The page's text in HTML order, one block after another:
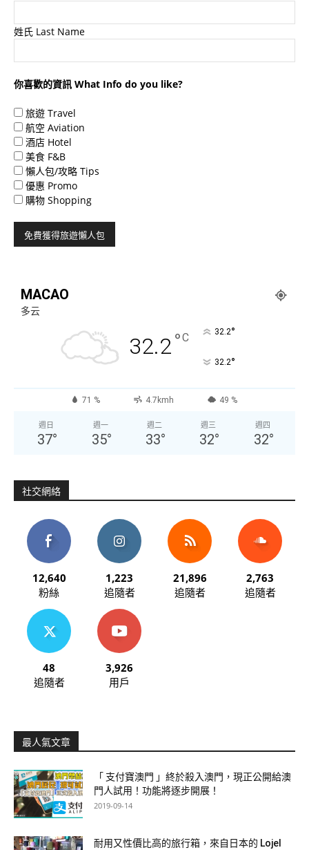
姓氏 Last Name
你喜歡的資訊 What Info do you like?
旅遊 Travel
航空 Aviation
酒店 Hotel
美食 F&B
懶人包/攻略 Tips
優惠 Promo
購物 Shopping
MACAO
多云
32.2°C 32.2°
32.2°
71 % 4.7kmh 49 %
週日
37°
週一
35°
週二
33°
週三
32°
週四
32°
社交網絡
12,640
粉絲
1,223
追隨者
21,896
追隨者
2,763
追隨者
48
追隨者
3,926
用戶
最人氣文章
「 支付寶澳門 」終於殺入澳門，現正公開給澳
門人試用！功能將逐步開展！
2019-09-14
耐用又性價比高的旅行箱，來自日本的 Lojel